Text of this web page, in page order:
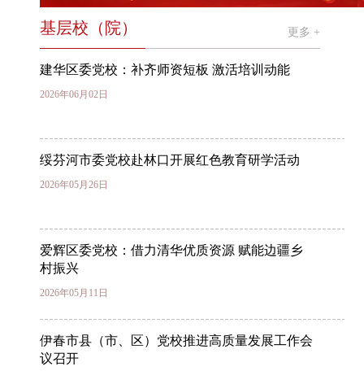
基层校（院） 更多 +
建华区委党校：补齐师资短板 激活培训动能
2026年06月02日
绥芬河市委党校赴林口开展红色教育研学活动
2026年05月26日
爱辉区委党校：借力清华优质资源 赋能边疆乡
村振兴
2026年05月11日
伊春市县（市、区）党校推进高质量发展工作会
议召开